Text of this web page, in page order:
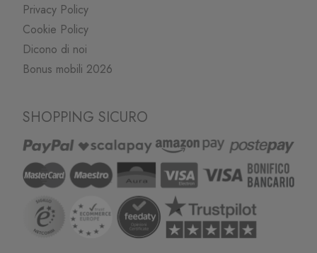
Privacy Policy
Cookie Policy
Dicono di noi
Bonus mobili 2026
SHOPPING SICURO